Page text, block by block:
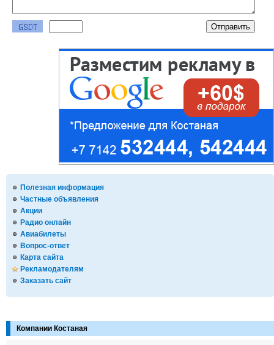
Полезная информация
Частные объявления
Акции
Радио онлайн
Авиабилеты
Вопрос-ответ
Карта сайта
Рекламодателям
Заказать сайт
Компании Костаная